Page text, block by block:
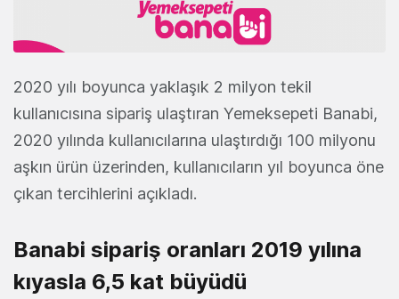
2020 yılı boyunca yaklaşık 2 milyon tekil
kullanıcısına sipariş ulaştıran Yemeksepeti Banabi,
2020 yılında kullanıcılarına ulaştırdığı 100 milyonu
aşkın ürün üzerinden, kullanıcıların yıl boyunca öne
çıkan tercihlerini açıkladı.
Banabi sipariş oranları 2019 yılına
kıyasla 6,5 kat büyüdü